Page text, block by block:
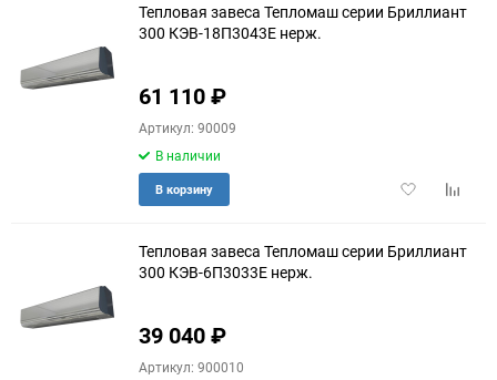
Тепловая завеса Тепломаш серии Бриллиант
300 КЭВ-18П3043E нерж.
61 110₽
Артикул: 90009
В наличии
Добавить
В корзину
Тепловая завеса Тепломаш серии Бриллиант
300 КЭВ-6П3033E нерж.
39 040₽
Артикул: 900010